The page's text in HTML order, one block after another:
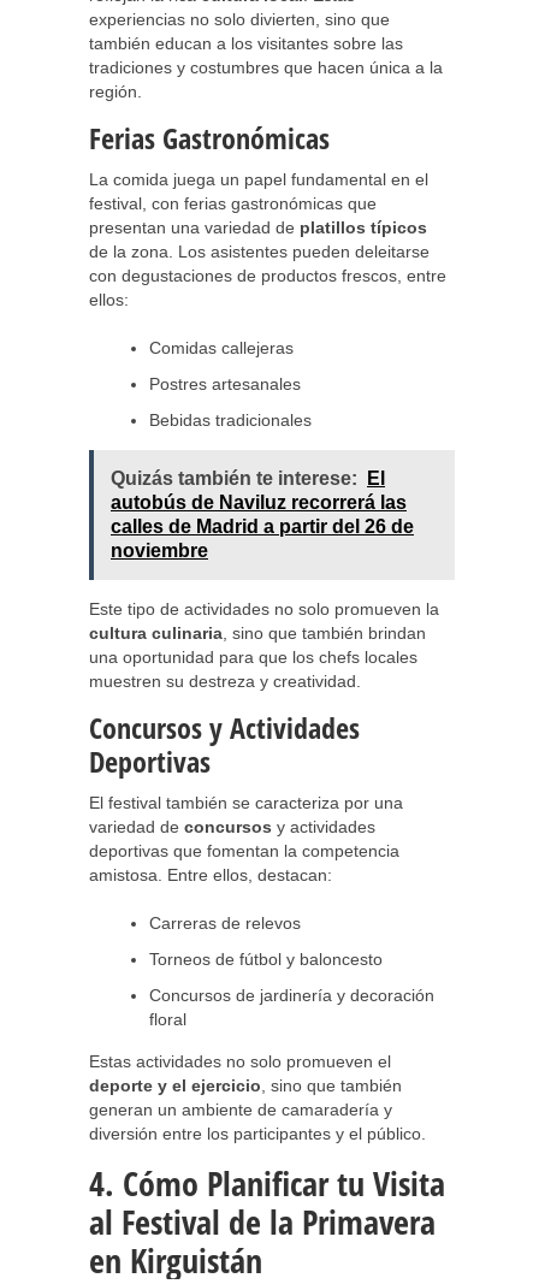
experiencias no solo divierten, sino que
también educan a los visitantes sobre las
tradiciones y costumbres que hacen única a la
región.
Ferias Gastronómicas
La comida juega un papel fundamental en el
festival, con ferias gastronómicas que
presentan una variedad de platillos típicos
de la zona. Los asistentes pueden deleitarse
con degustaciones de productos frescos, entre
ellos:
Comidas callejeras
Postres artesanales
Bebidas tradicionales
Quizás también te interese:
El
autobús de Naviluz recorrerá las
calles de Madrid a partir del 26 de
noviembre
Este tipo de actividades no solo promueven la
cultura culinaria , sino que también brindan
una oportunidad para que los chefs locales
muestren su destreza y creatividad.
Concursos y Actividades
Deportivas
El festival también se caracteriza por una
variedad de concursos y actividades
deportivas que fomentan la competencia
amistosa. Entre ellos, destacan:
Carreras de relevos
Torneos de fútbol y baloncesto
Concursos de jardinería y decoración
floral
Estas actividades no solo promueven el
deporte y el ejercicio , sino que también
generan un ambiente de camaradería y
diversión entre los participantes y el público.
4. Cómo Planificar tu Visita
al Festival de la Primavera
en Kirguistán